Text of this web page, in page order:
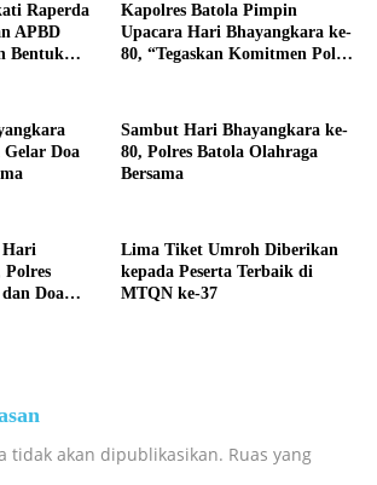
Raperda
APBD
Bentuk
Kapolres Batola Pimpin
Upacara Hari Bhayangkara ke-
80, “Tegaskan Komitmen Polri
Gelar Doa
Sambut Hari Bhayangkara ke-
80, Polres Batola Olahraga
Bersama
Hari
Polres
Doa
Lima Tiket Umroh Diberikan
kepada Peserta Terbaik di
MTQN ke-37
tidak akan dipublikasikan. Ruas yang